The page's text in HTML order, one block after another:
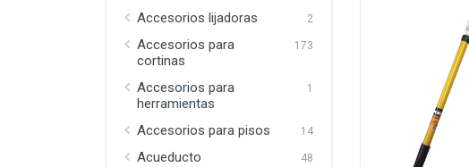
Accesorios lijadoras 2
Accesorios para
cortinas
173
Accesorios para
herramientas
1
Accesorios para pisos 14
Acueducto 48